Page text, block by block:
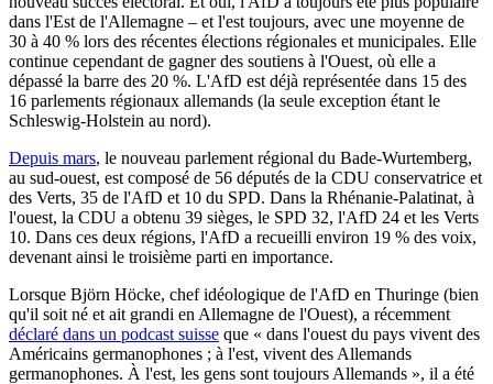
dans l'Est de l'Allemagne – et l'est toujours, avec une moyenne de
30 à 40 % lors des récentes élections régionales et municipales. Elle
continue cependant de gagner des soutiens à l'Ouest, où elle a
dépassé la barre des 20 %. L'AfD est déjà représentée dans 15 des
16 parlements régionaux allemands (la seule exception étant le
Schleswig-Holstein au nord).
Depuis mars, le nouveau parlement régional du Bade-Wurtemberg,
au sud-ouest, est composé de 56 députés de la CDU conservatrice et
des Verts, 35 de l'AfD et 10 du SPD. Dans la Rhénanie-Palatinat, à
l'ouest, la CDU a obtenu 39 sièges, le SPD 32, l'AfD 24 et les Verts
10. Dans ces deux régions, l'AfD a recueilli environ 19 % des voix,
devenant ainsi le troisième parti en importance.
Lorsque Björn Höcke, chef idéologique de l'AfD en Thuringe (bien
qu'il soit né et ait grandi en Allemagne de l'Ouest), a récemment
déclaré dans un podcast suisse que « dans l'ouest du pays vivent des
Américains germanophones ; à l'est, vivent des Allemands
germanophones. À l'est, les gens sont toujours Allemands », il a été